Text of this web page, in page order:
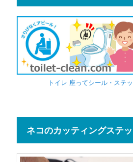
トイレ 座ってシール・ステ
ネコのカッティングステ